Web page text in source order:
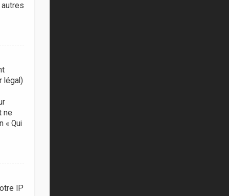
légal)
ne
« Qui
IP